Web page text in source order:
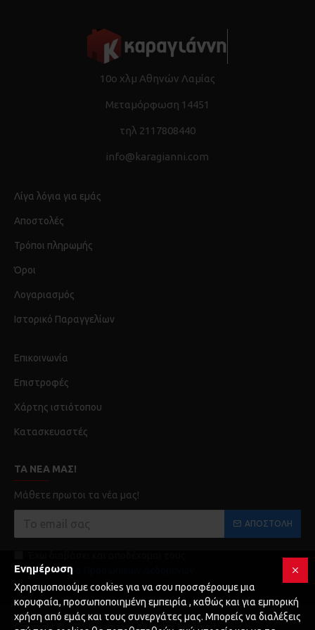
10ο χλμ Αθηνών Λαμίας
Μεταμόρφωση 14451
τηλ 2117808440
info@karagianni.com
Λίγα λόγια για εμάς
Αποστολές
Τρόποι πληρωμής
Όροι
Λογαριασμός
Ιστορικό Παραγγελίων
Επικοινωνία
Επιστροφές
Χάρτης ιστιότοπου
Κατασκευαστές
ΤΑ ΝΈΑ ΜΑΣ!
Μάθετε πρωτοι τα νέα μας!
ΑΠΟΣΤΟΛΉ
Προστασία Προσωπικών Δεδομένων
Copyright © 2025 Karagianni, All Rights Reserved
Ενημέρωση
Χρησιμοποιούμε cookies για να σου προσφέρουμε μια
κορυφαία, προσωποποιημένη εμπειρία , καθώς και για εμπορική
χρήση από εμάς και τους συνεργάτες μας. Μπορείς να διαλέξεις